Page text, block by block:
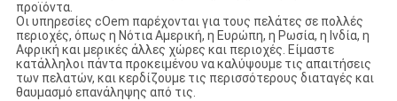
προϊόντα.
Οι υπηρεσίες cOem παρέχονται για τους πελάτες σε πολλές
περιοχές, όπως η Νότια Αμερική, η Ευρώπη, η Ρωσία, η Ινδία, η
Αφρική και μερικές άλλες χώρες και περιοχές. Είμαστε
κατάλληλοι πάντα προκειμένου να καλύψουμε τις απαιτήσεις
των πελατών, και κερδίζουμε τις περισσότερους διαταγές και
θαυμασμό επανάληψης από τις.